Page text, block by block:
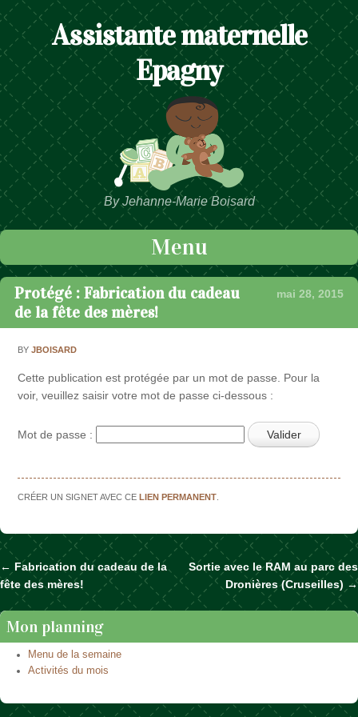
Assistante maternelle
Epagny
By Jehanne-Marie Boisard
Menu
Passer au contenu
Protégé : Fabrication du cadeau
de la fête des mères!
mai 28, 2015
BYJBOISARD
Cette publication est protégée par un mot de passe. Pour la
voir, veuillez saisir votre mot de passe ci-dessous :
Mot de passe :
CRÉER UN SIGNET AVEC CELIEN PERMANENT
Naviguer dans les articles
← Fabrication du cadeau de la
fête des mères!
Sortie avec le RAM au parc des
Dronières (Cruseilles) →
Mon planning
Menu de la semaine
Activités du mois